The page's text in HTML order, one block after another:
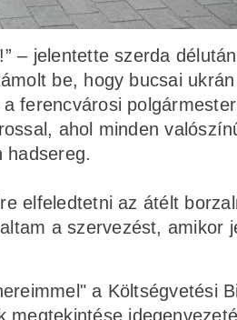
– jelentette szerda délután
be, hogy bucsai ukrán
ferencvárosi
ahol minden
hadsereg.
elfeledtetni az átélt
a szervezést, amikor
a Költségvetési